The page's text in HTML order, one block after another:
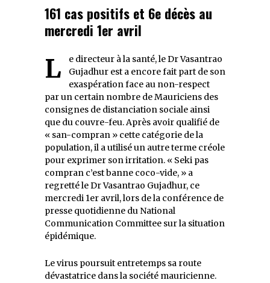
161 cas positifs et 6e décès au
mercredi 1er avril
Le directeur à la santé, le Dr Vasantrao
Gujadhur est a encore fait part de son
exaspération face au non-respect
par un certain nombre de Mauriciens des
consignes de distanciation sociale ainsi
que du couvre-feu. Après avoir qualifié de
« san-compran » cette catégorie de la
population, il a utilisé un autre terme créole
pour exprimer son irritation. « Seki pas
compran c’est banne coco-vide, » a
regretté le Dr Vasantrao Gujadhur, ce
mercredi 1er avril, lors de la conférence de
presse quotidienne du National
Communication Committee sur la situation
épidémique.
Le virus poursuit entretemps sa route
dévastatrice dans la société mauricienne.